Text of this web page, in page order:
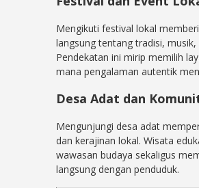
Mengikuti festival lokal
langsung tentang tradisi, musik,
Pendekatan ini mirip memilih
mana pengalaman autentik
Desa Adat dan
Mengunjungi desa adat
dan kerajinan lokal. Wisata
wawasan budaya sekaligus
langsung dengan penduduk.